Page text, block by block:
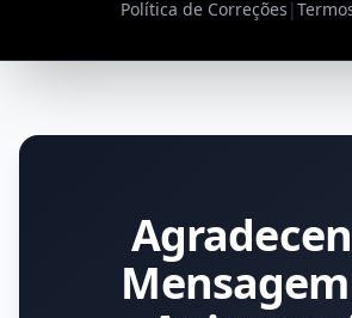
Política de Correções |